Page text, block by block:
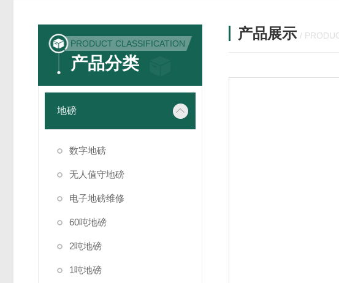
PRODUCT CLASSIFICATION
产品分类
地磅
数字地磅
无人值守地磅
电子地磅维修
60吨地磅
2吨地磅
1吨地磅
产品展示 /